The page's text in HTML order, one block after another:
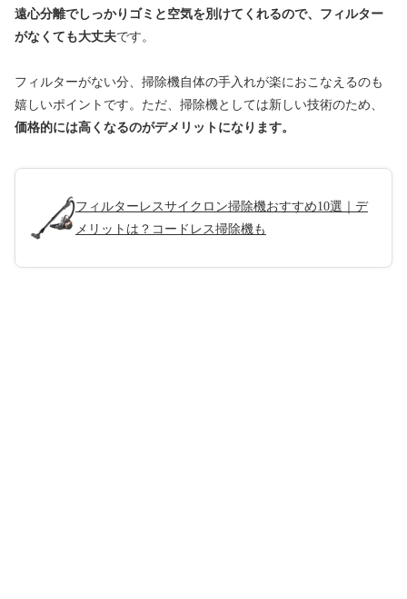
遠心分離でしっかりゴミと空気を別けてくれるので、フィルター
がなくても大丈夫です。
フィルターがない分、掃除機自体の手入れが楽におこなえるのも
嬉しいポイントです。ただ、掃除機としては新しい技術のため、
価格的には高くなるのがデメリットになります。
フィルターレスサイクロン掃除機おすすめ10選｜デ
メリットは？コードレス掃除機も